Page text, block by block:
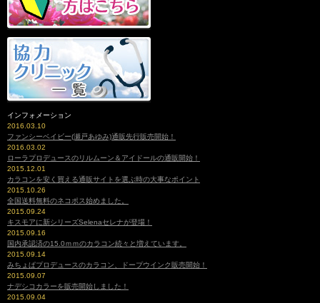
インフォメーション
2016.03.10
ファンシーベイビー(瀬戸あゆみ)通販先行販売開始！
2016.03.02
ローラプロデュースのリルムーン＆アイドールの通販開始！
2015.12.01
カラコンを安く買える通販サイトを選ぶ時の大事なポイント
2015.10.26
全国送料無料のネコポス始めました。
2015.09.24
キスモアに新シリーズSelenaセレナが登場！
2015.09.16
国内承認済の15.0ｍｍのカラコン続々と増えています。
2015.09.14
みちょぱプロデュースのカラコン、ドープウインク販売開始！
2015.09.07
ナデシコカラーを販売開始しました！
2015.09.04